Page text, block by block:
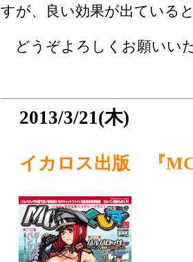
すが、良い効果が出ている
どうぞよろしくお願いい
2013/3/21(木)
イカロス出版 『